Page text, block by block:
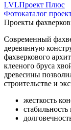
LVLПроект Плюс
Фотокаталог
Проекты
Современный
деревянную
фахверкового
клееного бруса
древесины
строительстве и
жесткость